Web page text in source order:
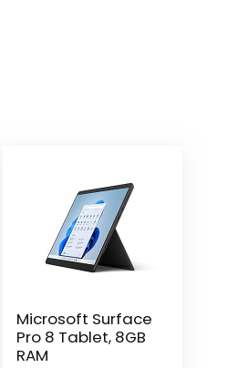
Microsoft Surface
Pro 8 Tablet, 8GB
RAM